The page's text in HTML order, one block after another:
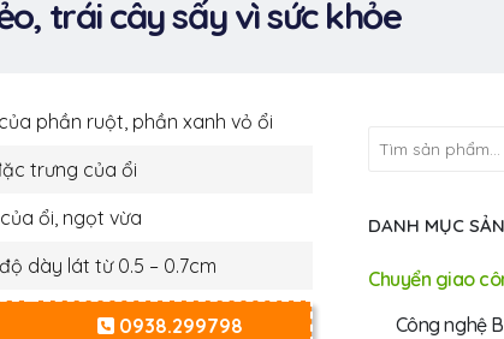
trái cây sấy vì sức khỏe
phần ruột, phần xanh vỏ ổi
trưng của ổi
ổi, ngọt vừa
dày lát từ 0.5 – 0.7cm
0938.299798
DANH MỤC
Chuyển giao
Công nghệ